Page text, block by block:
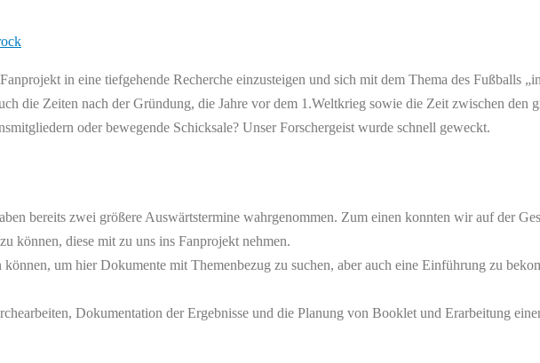
in eine tiefgehende Recherche einzusteigen und sich mit dem Thema des Fußballs
die Zeiten nach der Gründung, die Jahre vor dem 1.Weltkrieg sowie die Zeit zwischen den
oder bewegende Schicksale? Unser Forschergeist wurde schnell geweckt.
bereits zwei größere Auswärtstermine wahrgenommen. Zum einen konnten wir auf der
können, diese mit zu uns ins Fanprojekt nehmen.
um hier Dokumente mit Themenbezug zu suchen, aber auch eine Einführung zu
Dokumentation der Ergebnisse und die Planung von Booklet und Erarbeitung